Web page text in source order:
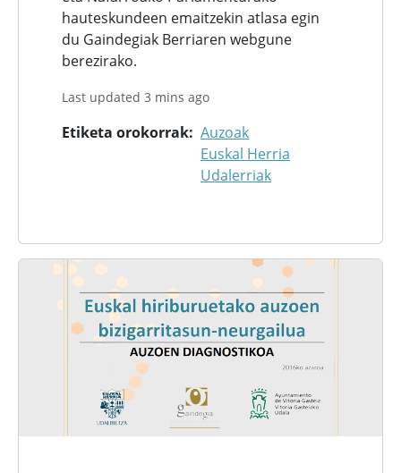
hauteskundeen emaitzekin atlasa egin
du Gaindegiak Berriaren webgune
berezirako.
Last updated 3 mins ago
Etiketa orokorrak Auzoak
Euskal Herria
Udalerriak